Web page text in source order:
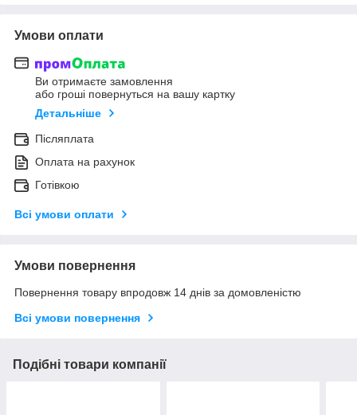
Умови оплати
Ви отримаєте замовлення
або гроші повернуться на вашу картку
Детальніше
Післяплата
Оплата на рахунок
Готівкою
Всі умови оплати
Умови повернення
Повернення товару впродовж 14 днів за домовленістю
Всі умови повернення
Подібні товари компанії